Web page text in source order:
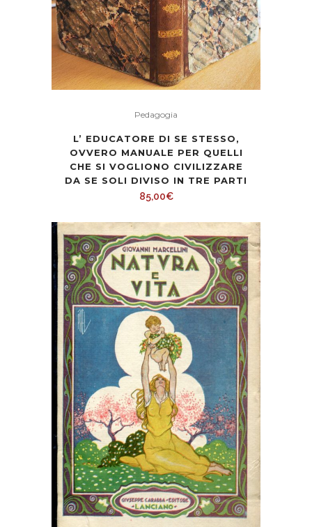
Pedagogia
L’ EDUCATORE DI SE STESSO,
OVVERO MANUALE PER QUELLI
CHE SI VOGLIONO CIVILIZZARE
DA SE SOLI DIVISO IN TRE PARTI
85,00€